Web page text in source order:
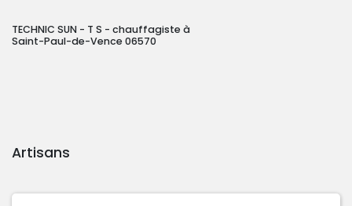
TECHNIC SUN - T S - chauffagiste à
Saint-Paul-de-Vence 06570
Artisans